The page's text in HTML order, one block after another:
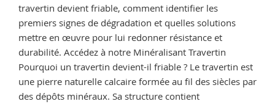
travertin devient friable, comment identifier les
premiers signes de dégradation et quelles solutions
mettre en œuvre pour lui redonner résistance et
durabilité. Accédez à notre Minéralisant Travertin
Pourquoi un travertin devient-il friable ? Le travertin est
une pierre naturelle calcaire formée au fil des siècles par
des dépôts minéraux. Sa structure contient